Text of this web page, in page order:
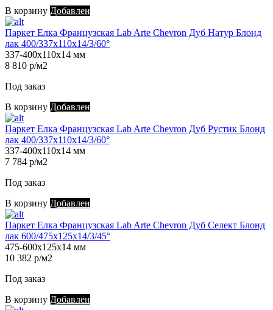
В корзину Добавлен
Паркет Елка Французская Lab Arte Chevron Дуб Натур Блонд
лак 400/337х110х14/3/60°
337-400х110х14 мм
8 810 р/м2
Под заказ
В корзину Добавлен
Паркет Елка Французская Lab Arte Chevron Дуб Рустик Блонд
лак 400/337х110х14/3/60°
337-400х110х14 мм
7 784 р/м2
Под заказ
В корзину Добавлен
Паркет Елка Французская Lab Arte Chevron Дуб Селект Блонд
лак 600/475х125х14/3/45°
475-600х125х14 мм
10 382 р/м2
Под заказ
В корзину Добавлен